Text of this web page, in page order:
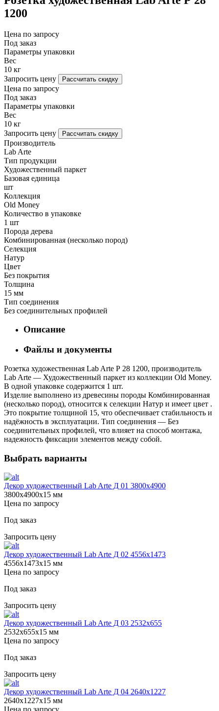
1200
Цена по запросу
Под заказ
Параметры упаковки
Вес
10 кг
Запросить цену
Рассчитать скидку
Цена по запросу
Под заказ
Параметры упаковки
Вес
10 кг
Запросить цену
Рассчитать скидку
Производитель
Lab Arte
Тип продукции
Художественный паркет
Базовая единица
шт
Коллекция
Old Money
Количество в упаковке
1 шт
Порода дерева
Комбинированная (несколько пород)
Селекция
Натур
Цвет
Без покрытия
Толщина
15 мм
Тип соединения
Без соединительных профилей
Описание
Файлы и документы
Розетка художественная Lab Arte Р 28 1200, производитель
Lab Arte — Художественный паркет из коллекции Old Money.
В одной упаковке содержится 1 шт.
Изделие выполнено из древесины породы Комбинированная
(несколько пород), относится к селекции Натур и имеет цвет .
Это покрытие толщиной 15, что обеспечивает стабильность и
надёжность в эксплуатации. Тип соединения — Без
соединительных профилей, что влияет на способ монтажа,
надежность фиксации элементов между собой.
Выбрать варианты
Декор художественный Lab Arte Д 01 3800х4900
3800х4900х15 мм
Цена по запросу
Под заказ
Запросить цену
Декор художественный Lab Arte Д 02 4556x1473
4556х1473х15 мм
Цена по запросу
Под заказ
Запросить цену
Декор художественный Lab Arte Д 03 2532x655
2532х655х15 мм
Цена по запросу
Под заказ
Запросить цену
Декор художественный Lab Arte Д 04 2640х1227
2640х1227х15 мм